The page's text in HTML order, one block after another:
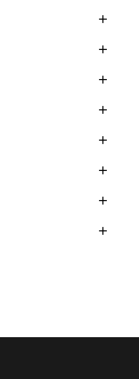







